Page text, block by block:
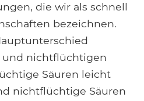
die wir als schnell
bezeichnen.
nichtflüchtigen
Säuren leicht
nichtflüchtige Säuren